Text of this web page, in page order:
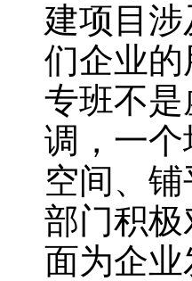
建项目
们企业
专班不
调，一
空间、
部门积
面为企